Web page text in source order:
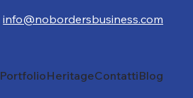
info@nobordersbusiness.com
PortfolioHeritageContattiBlog